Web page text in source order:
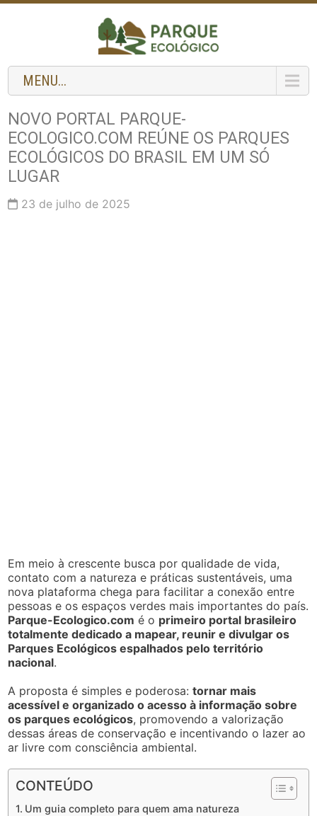
MENU...
NOVO PORTAL PARQUE-
ECOLOGICO.COM REÚNE OS PARQUES
ECOLÓGICOS DO BRASIL EM UM SÓ
LUGAR
23 de julho de 2025
Em meio à crescente busca por qualidade de vida,
contato com a natureza e práticas sustentáveis, uma
nova plataforma chega para facilitar a conexão entre
pessoas e os espaços verdes mais importantes do país.
Parque-Ecologico.com é o primeiro portal brasileiro
totalmente dedicado a mapear, reunir e divulgar os
Parques Ecológicos espalhados pelo território
nacional.
A proposta é simples e poderosa:tornar mais
acessível e organizado o acesso à informação sobre
os parques ecológicos, promovendo a valorização
dessas áreas de conservação e incentivando o lazer ao
ar livre com consciência ambiental.
CONTEÚDO
Um guia completo para quem ama natureza